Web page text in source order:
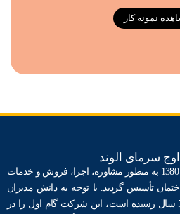
نمونه کار
سرمای الوند
شرکت "اوج سرمای الوند" در سال 1380 به منظور مشاوره، اجرا، فروش و خدمات
ﺗﺄسیس گردید. با توجه به دانش مدیران
شرکت و تجربه ای که اکنون به 50 سال رسیده است، این شرکت گام اول را در